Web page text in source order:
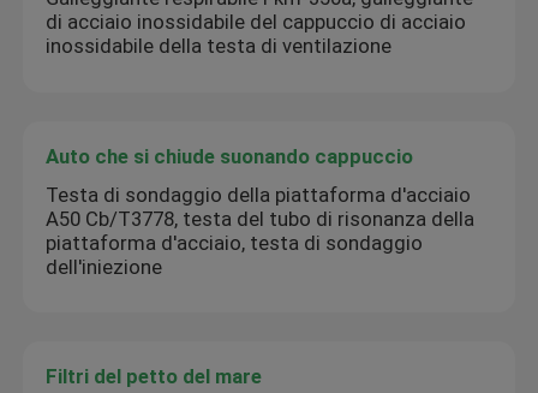
di acciaio inossidabile del cappuccio di acciaio
inossidabile della testa di ventilazione
Auto che si chiude suonando cappuccio
Testa di sondaggio della piattaforma d'acciaio
A50 Cb/T3778, testa del tubo di risonanza della
piattaforma d'acciaio, testa di sondaggio
dell'iniezione
Filtri del petto del mare